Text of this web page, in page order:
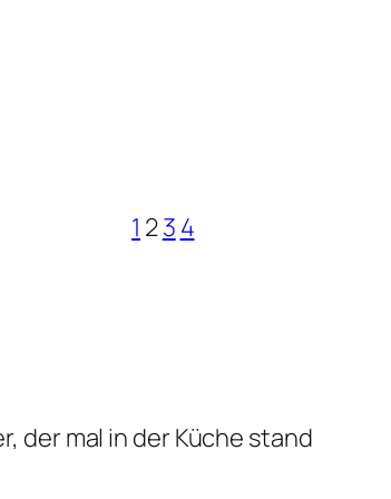
1 23 4
der mal in der Küche stand